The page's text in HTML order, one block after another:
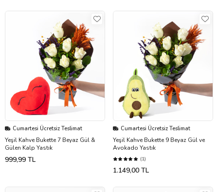
Cumartesi Ücretsiz Teslimat
Yeşil Kahve Bukette 7 Beyaz Gül &
Gülen Kalp Yastık
999,99 TL
Cumartesi Ücretsiz Teslimat
Yeşil Kahve Bukette 9 Beyaz Gül ve
Avokado Yastık
(1)
1.149,00 TL